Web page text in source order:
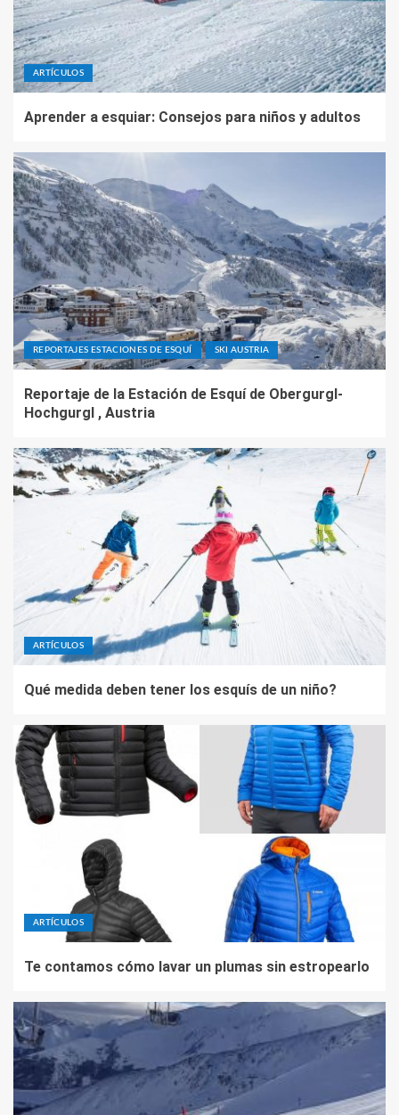
ARTÍCULOS
Aprender a esquiar: Consejos para niños y adultos
REPORTAJES ESTACIONES DE ESQUÍ SKI AUSTRIA
Reportaje de la Estación de Esquí de Obergurgl-
Hochgurgl , Austria
ARTÍCULOS
Qué medida deben tener los esquís de un niño?
ARTÍCULOS
Te contamos cómo lavar un plumas sin estropearlo